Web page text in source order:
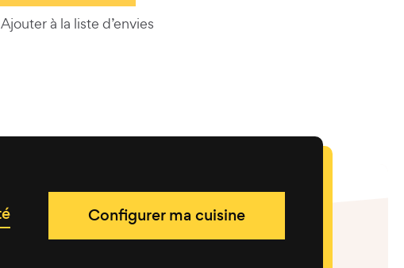
Ajouter à la liste d’envies
Configurer ma cuisine